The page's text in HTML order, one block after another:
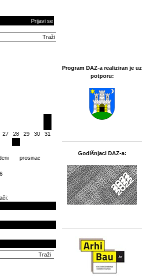
Prijavi se
27 28 29 30 31
prosinac
Program DAZ-a realiziran je uz
potporu:
Godišnjaci DAZ-a: